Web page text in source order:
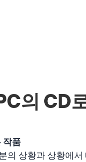
의 CD
작품
의 상황과 상황에